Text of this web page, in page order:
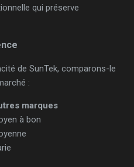
qui préserve
de SunTek, comparons-le
:
marques
à bon